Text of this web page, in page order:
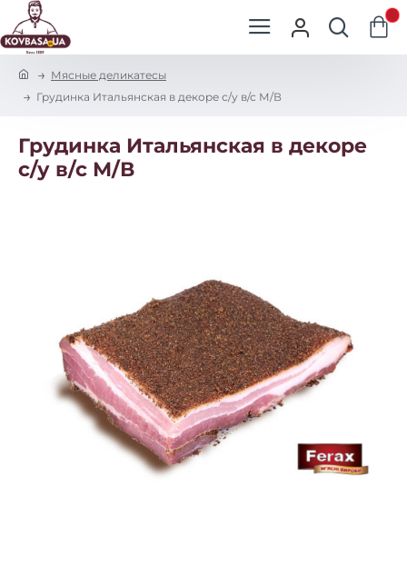
0
Мясные деликатесы
Грудинка Итальянская в декоре с/у в/с М/В
Грудинка Итальянская в декоре
с/у в/с М/В